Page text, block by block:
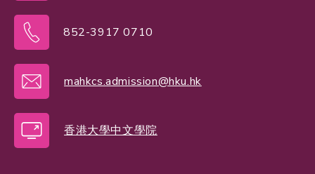
852-3917 0710
mahkcs.admission@hku.hk
香港大學中文學院